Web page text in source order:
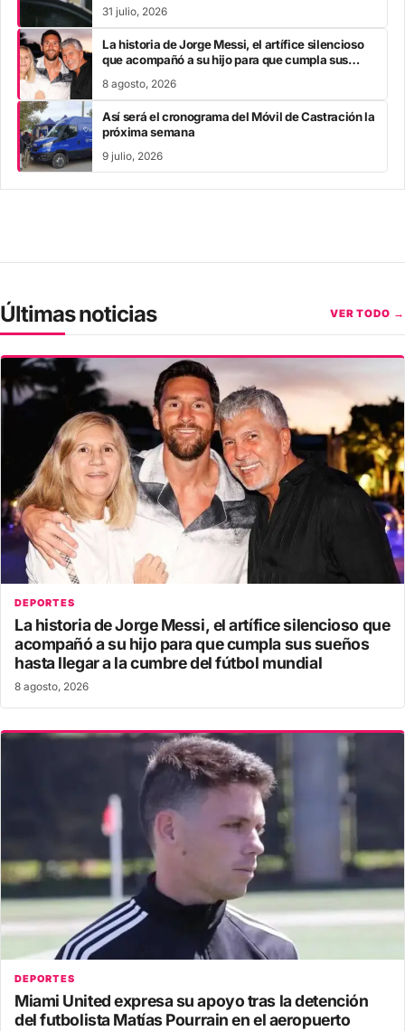
31 julio, 2026
La historia de Jorge Messi, el artífice silencioso
que acompañó a su hijo para que cumpla sus
mundial
8 agosto, 2026
Así será el cronograma del Móvil de Castración la
próxima semana
9 julio, 2026
Últimas noticias VER TODO →
DEPORTES
La historia de Jorge Messi, el artífice silencioso que
acompañó a su hijo para que cumpla sus sueños
hasta llegar a la cumbre del fútbol mundial
8 agosto, 2026
DEPORTES
Miami United expresa su apoyo tras la detención
del futbolista Matías Pourrain en el aeropuerto